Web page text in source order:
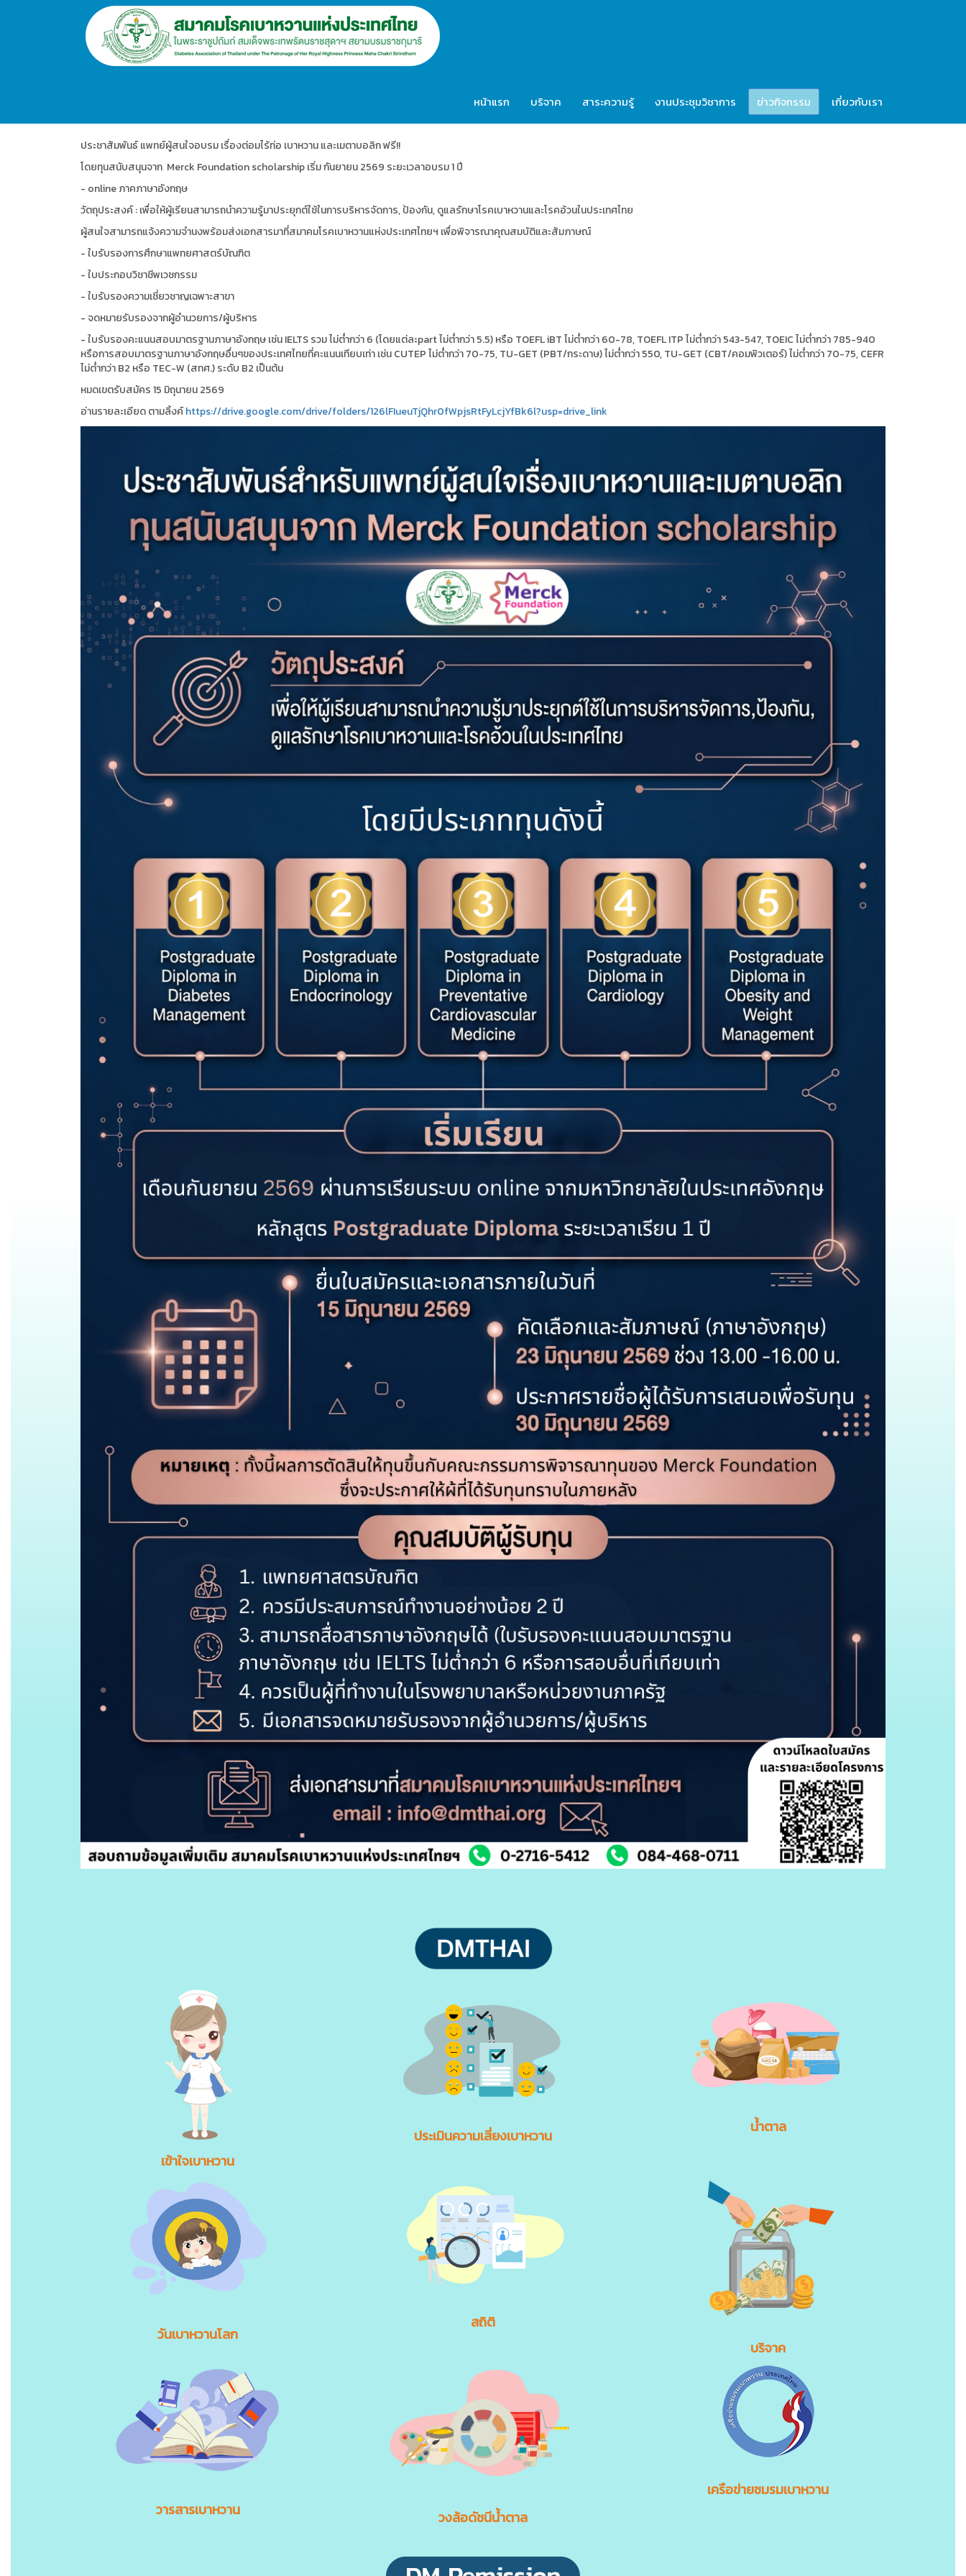
.
หน้าแรก บริจาค สาระความรู้ งานประชุมวิชาการ ข่าวกิจกรรม เกี่ยวกับเรา
ประชาสัมพันธ์ แพทย์ผู้สนใจอบรม เรื่องต่อมไร้ท่อ เบาหวาน และเมตาบอลิกฟรี!!
โดยทุนสนับสนุนจาก Merck Foundation scholarship เริ่ม กันยายน 2569 ระยะเวลาอบรม 1 ปี
- online ภาคภาษาอังกฤษ
วัตถุประสงค์ : เพื่อให้ผู้เรียนสามารถนำความรู้มาประยุกต์ใช้ในการบริหารจัดการ, ป้องกัน, ดูแลรักษาโรคเบาหวานและโรคอ้วนในประเทศไทย
ผู้สนใจสามารถแจ้งความจำนงพร้อมส่งเอกสารมาที่สมาคมโรคเบาหวานแห่งประเทศไทยฯ เพื่อพิจารณาคุณสมบัติและสัมภาษณ์
- ใบรับรองการศึกษาแพทยศาสตร์บัณฑิต
- ใบประกอบวิชาชีพเวชกรรม
- ใบรับรองความเชี่ยวชาญเฉพาะสาขา
- จดหมายรับรองจากผู้อำนวยการ/ผู้บริหาร
- ใบรับรองคะแนนสอบมาตรฐานภาษาอังกฤษ เช่น IELTS รวม ไม่ต่ำกว่า 6 (โดยแต่ละpart ไม่ต่ำกว่า 5.5) หรือ TOEFL iBT ไม่ต่ำกว่า 60-78, TOEFL ITP ไม่ต่ำกว่า 543-547, TOEIC ไม่ต่ำกว่า 785-940
หรือการสอบมาตรฐานภาษาอังกฤษอื่นๆของประเทศไทยที่คะแนนเทียบเท่า เช่น CUTEP ไม่ต่ำกว่า 70-75, TU-GET (PBT/กระดาษ) ไม่ต่ำกว่า 550, TU-GET (CBT/คอมพิวเตอร์) ไม่ต่ำกว่า 70-75, CEFR
ไม่ต่ำกว่า B2 หรือ TEC-W (สทศ.) ระดับ B2 เป็นต้น
หมดเขตรับสมัคร 15 มิถุนายน 2569
อ่านรายละเอียด ตามลิ้งค์https://drive.google.com/drive/folders/126lFIueuTjQhr0fWpjsRtFyLcjYfBk6l?usp=drive_link
เข้าใจเบาหวาน
ประเมินความเสี่ยงเบาหวาน
น้ำตาล
วันเบาหวานโลก
สถิติ
บริจาค
วารสารเบาหวาน วงล้อดัชนีน้ำตาล
เครือข่ายชมรมเบาหวาน